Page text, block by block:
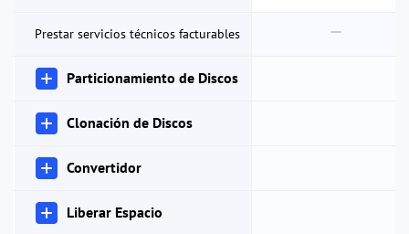
Prestar servicios técnicos facturables
Particionamiento de Discos
Clonación de Discos
Convertidor
Liberar Espacio